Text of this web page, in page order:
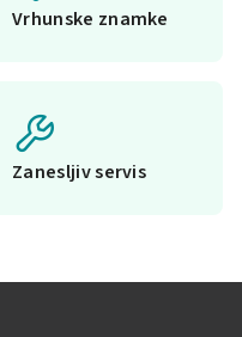
Vrhunske znamke
Zanesljiv servis